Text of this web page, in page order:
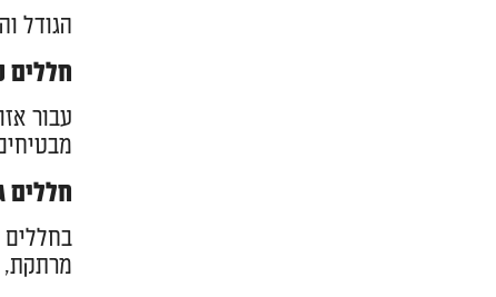
הגודל
חללים
עבור
חללים
בחללים
מרתקת,